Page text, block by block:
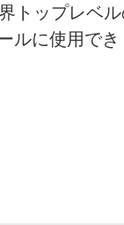
トップレベ
ルに使用で